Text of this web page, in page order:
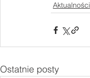
Aktualności
Ostatnie posty